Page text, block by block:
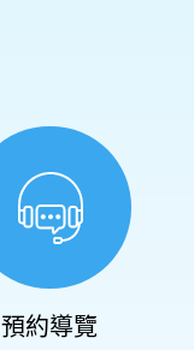
預約導覽